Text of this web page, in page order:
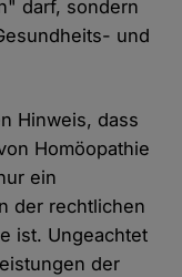
darf, sondern
und
Hinweis, dass
Homöopathie
ein
der rechtlichen
ist. Ungeachtet
der